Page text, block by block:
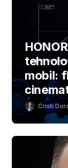
mobil:
Cristi